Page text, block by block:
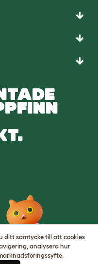
ditt samtycke till att cookies
analysera hur